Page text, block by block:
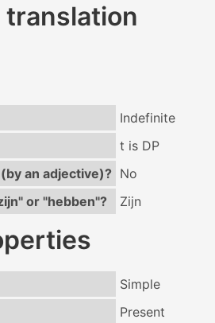
translation
Indefinite
t is DP
an adjective)? No
or "hebben"?
Zijn
Simple
Present